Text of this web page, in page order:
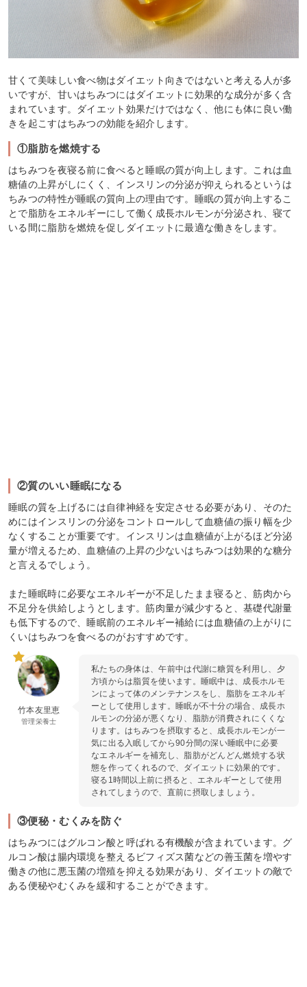
甘くて美味しい食べ物はダイエット向きではないと考える人が多
いですが、甘いはちみつにはダイエットに効果的な成分が多く含
まれています。ダイエット効果だけではなく、他にも体に良い働
きを起こすはちみつの効能を紹介します。
①脂肪を燃焼する
はちみつを夜寝る前に食べると睡眠の質が向上します。これは血
糖値の上昇がしにくく、インスリンの分泌が抑えられるというは
ちみつの特性が睡眠の質向上の理由です。睡眠の質が向上するこ
とで脂肪をエネルギーにして働く成長ホルモンが分泌され、寝て
いる間に脂肪を燃焼を促しダイエットに最適な働きをします。
②質のいい睡眠になる
睡眠の質を上げるには自律神経を安定させる必要があり、そのた
めにはインスリンの分泌をコントロールして血糖値の振り幅を少
なくすることが重要です。インスリンは血糖値が上がるほど分泌
量が増えるため、血糖値の上昇の少ないはちみつは効果的な糖分
と言えるでしょう。
また睡眠時に必要なエネルギーが不足したまま寝ると、筋肉から
不足分を供給しようとします。筋肉量が減少すると、基礎代謝量
も低下するので、睡眠前のエネルギー補給には血糖値の上がりに
くいはちみつを食べるのがおすすめです。
竹本友里恵
管理栄養士
私たちの身体は、午前中は代謝に糖質を利用し、夕
方頃からは脂質を使います。睡眠中は、成長ホルモ
ンによって体のメンテナンスをし、脂肪をエネルギ
ーとして使用します。睡眠が不十分の場合、成長ホ
ルモンの分泌が悪くなり、脂肪が消費されにくくな
ります。はちみつを摂取すると、成長ホルモンが一
気に出る入眠してから90分間の深い睡眠中に必要
なエネルギーを補充し、脂肪がどんどん燃焼する状
態を作ってくれるので、ダイエットに効果的です。
寝る1時間以上前に摂ると、エネルギーとして使用
されてしまうので、直前に摂取しましょう。
③便秘・むくみを防ぐ
はちみつにはグルコン酸と呼ばれる有機酸が含まれています。グ
ルコン酸は腸内環境を整えるビフィズス菌などの善玉菌を増やす
働きの他に悪玉菌の増殖を抑える効果があり、ダイエットの敵で
ある便秘やむくみを緩和することができます。